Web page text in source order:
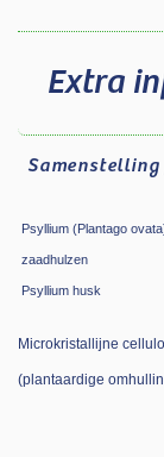
Extra
Samenstelling
Psyllium (Plantago
zaadhulzen
Psyllium husk
Microkristallijne
(plantaardige